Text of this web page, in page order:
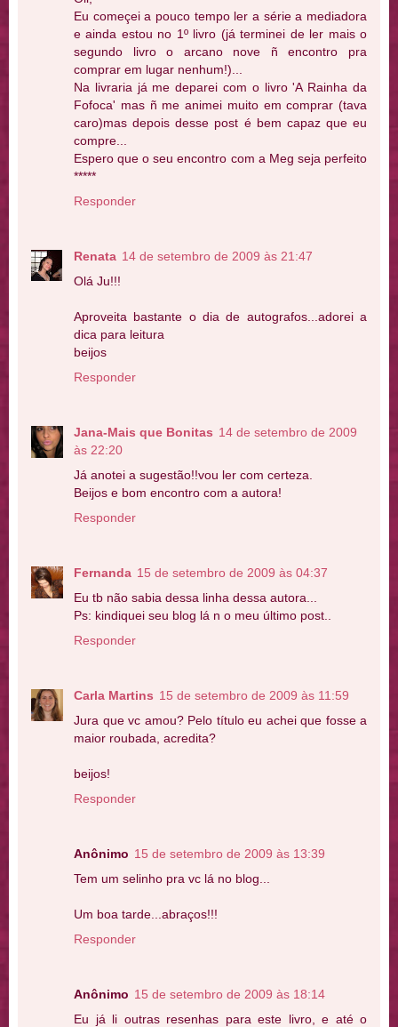
Eu começei a pouco tempo ler a série a mediadora
e ainda estou no 1º livro (já terminei de ler mais o
segundo livro o arcano nove ñ encontro pra
comprar em lugar nenhum!)...
Na livraria já me deparei com o livro 'A Rainha da
Fofoca' mas ñ me animei muito em comprar (tava
caro)mas depois desse post é bem capaz que eu
compre...
Espero que o seu encontro com a Meg seja perfeito
*****
Responder
Renata 14 de setembro de 2009 às 21:47
Olá Ju!!!
Aproveita bastante o dia de autografos...adorei a
dica para leitura
beijos
Responder
Jana-Mais que Bonitas 14 de setembro de 2009
às 22:20
Já anotei a sugestão!!vou ler com certeza.
Beijos e bom encontro com a autora!
Responder
Fernanda 15 de setembro de 2009 às 04:37
Eu tb não sabia dessa linha dessa autora...
Ps: kindiquei seu blog lá n o meu último post..
Responder
Carla Martins 15 de setembro de 2009 às 11:59
Jura que vc amou? Pelo título eu achei que fosse a
maior roubada, acredita?
beijos!
Responder
Anônimo 15 de setembro de 2009 às 13:39
Tem um selinho pra vc lá no blog...
Um boa tarde...abraços!!!
Responder
Anônimo 15 de setembro de 2009 às 18:14
Eu já li outras resenhas para este livro, e até o